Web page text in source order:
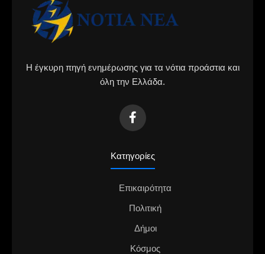
Η έγκυρη πηγή ενημέρωσης για τα νότια προάστια και
όλη την Ελλάδα.
Κατηγορίες
Επικαιρότητα
Πολιτική
Δήμοι
Κόσμος